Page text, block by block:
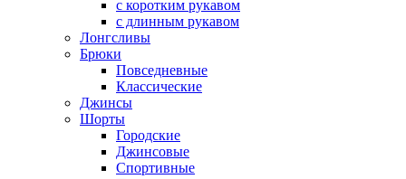
с коротким рукавом
с длинным рукавом
Лонгсливы
Брюки
Повседневные
Классические
Джинсы
Шорты
Городские
Джинсовые
Спортивные